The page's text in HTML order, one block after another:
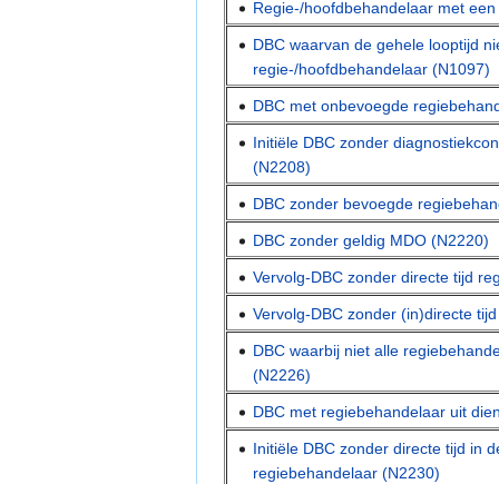
Regie-/hoofdbehandelaar met
DBC waarvan de gehele looptijd
regie-/hoofdbehandelaar (N1097)
DBC met onbevoegde
Initiële DBC zonder
(N2208)
DBC zonder bevoegde
DBC zonder geldig MDO (N2220)
Vervolg-DBC zonder directe tijd
Vervolg-DBC zonder (in)directe
DBC waarbij niet alle
(N2226)
DBC met regiebehandelaar uit
Initiële DBC zonder directe tijd in
regiebehandelaar (N2230)